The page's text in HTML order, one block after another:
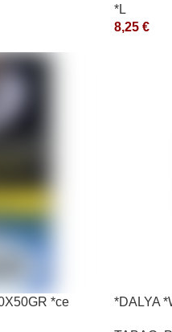
*L
8,25 €
*ce *DALYA